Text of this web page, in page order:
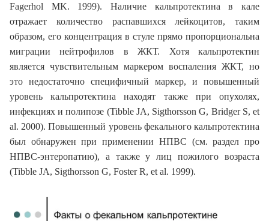
Fagerhol MK. 1999). Наличие кальпротектина в кале
отражает количество распавшихся лейкоцитов, таким
образом, его концентрация в стуле прямо пропорциональна
миграции нейтрофилов в ЖКТ. Хотя кальпротектин
является чувствительным маркером воспаления ЖКТ, но
это недостаточно специфичный маркер, и повышенный
уровень кальпротектина находят также при опухолях,
инфекциях и полипозе (Tibble JA, Sigthorsson G, Bridger S, et
al. 2000). Повышенный уровень фекального кальпротектина
был обнаружен при применении НПВС (см. раздел про
НПВС-энтеропатию), а также у лиц пожилого возраста
(Tibble JA, Sigthorsson G, Foster R, et al. 1999).